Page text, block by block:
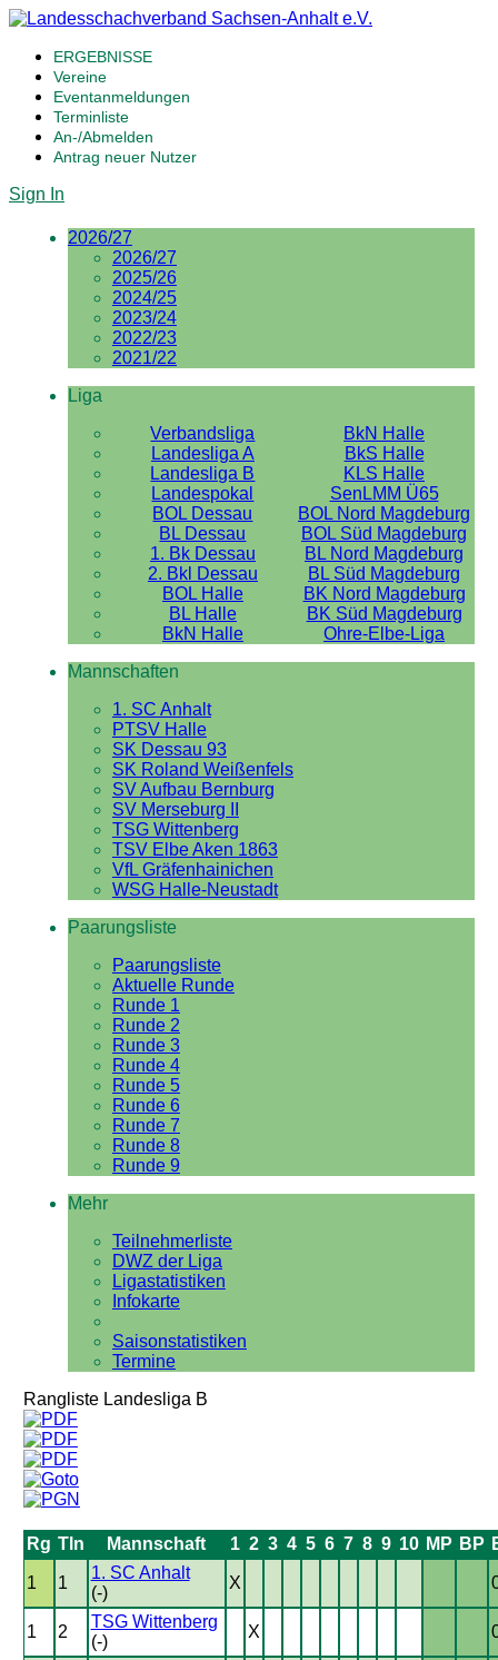
ERGEBNISSE
Vereine
Eventanmeldungen
Terminliste
An-/Abmelden
Antrag neuer Nutzer
Sign In
2026/27
2026/27
2025/26
2024/25
2023/24
2022/23
2021/22
Liga
Verbandsliga
BkN Halle
Landesliga A
BkS Halle
Landesliga B
KLS Halle
Landespokal
SenLMM Ü65
BOL Dessau
BOL Nord Magdeburg
BL Dessau
BOL Süd Magdeburg
1. Bk Dessau
BL Nord Magdeburg
2. Bkl Dessau
BL Süd Magdeburg
BOL Halle
BK Nord Magdeburg
BL Halle
BK Süd Magdeburg
BkN Halle
Ohre-Elbe-Liga
Mannschaften
1. SC Anhalt
PTSV Halle
SK Dessau 93
SK Roland Weißenfels
SV Aufbau Bernburg
SV Merseburg II
TSG Wittenberg
TSV Elbe Aken 1863
VfL Gräfenhainichen
WSG Halle-Neustadt
Paarungsliste
Paarungsliste
Aktuelle Runde
Runde 1
Runde 2
Runde 3
Runde 4
Runde 5
Runde 6
Runde 7
Runde 8
Runde 9
Mehr
Teilnehmerliste
DWZ der Liga
Ligastatistiken
Infokarte
Saisonstatistiken
Termine
Rangliste Landesliga B
Rg Tln Mannschaft 1 2 3 4 5 6 7 8 9 10 MP BP
1 1
1. SC Anhalt
(-)
X
1 2
TSG Wittenberg
(-)
X